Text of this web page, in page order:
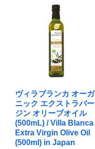
ヴィラブランカ オーガ
ニック エクストラバー
ジン オリーブオイル
(500mL) / Villa Blanca
Extra Virgin Olive Oil
(500ml) in Japan